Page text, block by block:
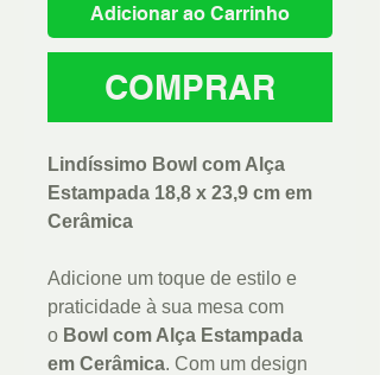
Adicionar ao Carrinho
COMPRAR
Lindíssimo Bowl com Alça
Estampada 18,8 x 23,9 cm em
Cerâmica
Adicione um toque de estilo e
praticidade à sua mesa com
o Bowl com Alça Estampada
em Cerâmica. Com um design